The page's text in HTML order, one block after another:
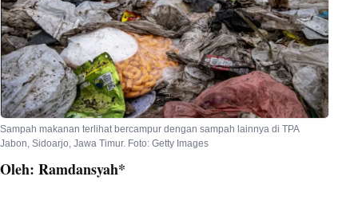
Sampah makanan terlihat bercampur dengan sampah lainnya di TPA
Jabon, Sidoarjo, Jawa Timur. Foto: Getty Images
Oleh: Ramdansyah*